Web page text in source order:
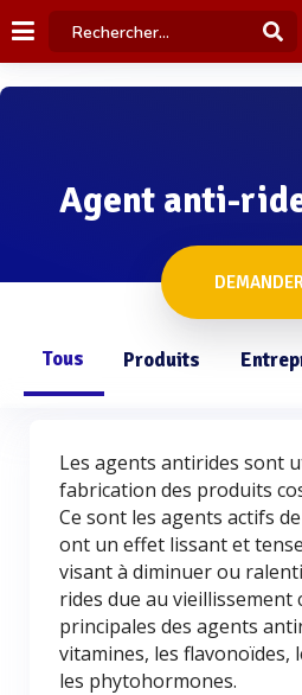
Agent anti-
Tous Produits
Les agents antirides sont
fabrication des produits
Ce sont les agents actifs
ont un effet lissant et
visant à diminuer ou
rides due au vieillissement
principales des agents
vitamines, les flavonoïdes,
les phytohormones.